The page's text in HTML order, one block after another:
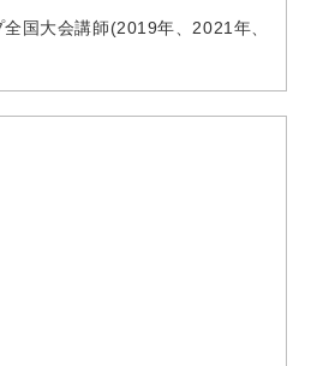
国大会講師(2019年、2021年、